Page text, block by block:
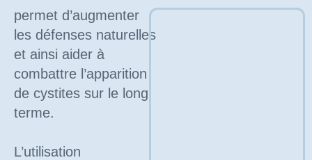
permet d’augmenter
les défenses naturelles
et ainsi aider à
combattre l’apparition
de cystites sur le long
terme.
L’utilisation